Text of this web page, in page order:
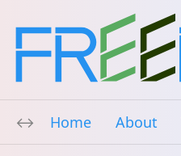
Home About